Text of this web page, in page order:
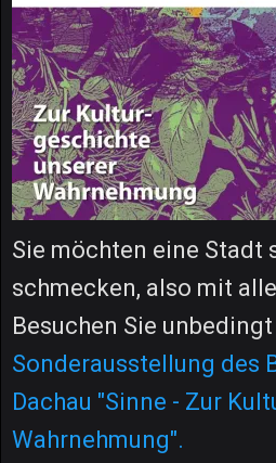
Sie möchten eine Stadt
schmecken, also mit
Besuchen Sie
Sonderausstellung des
Dachau "Sinne - Zur
Wahrnehmung".